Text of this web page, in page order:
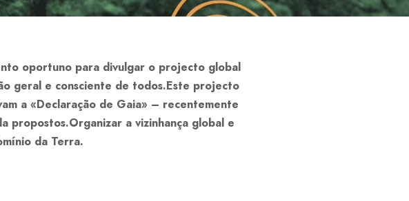
oportuno para divulgar o projecto global
geral e consciente de todos.Este projecto
a «Declaração de Gaia» – recentemente
propostos.Organizar a vizinhança global e
da Terra.